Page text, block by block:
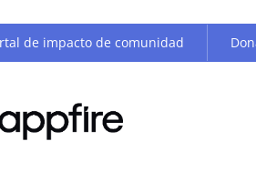
de impacto de comunidad